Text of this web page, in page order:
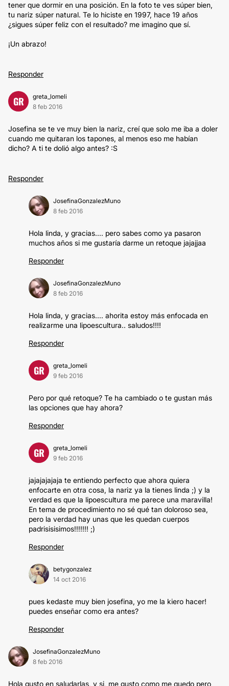
tener que dormir en una posición. En la foto te ves súper bien,
tu nariz súper natural. Te lo hiciste en 1997, hace 19 años
¿sigues súper feliz con el resultado? me imagino que sí.
¡Un abrazo!
Responder
GR
greta_lomeli
8 feb 2016
Josefina se te ve muy bien la nariz, creí que solo me iba a doler
cuando me quitaran los tapones, al menos eso me habían
dicho? A ti te dolió algo antes? :S
Responder
JosefinaGonzalezMuno
8 feb 2016
Hola linda, y gracias.... pero sabes como ya pasaron
muchos años si me gustaría darme un retoque jajajjaa
Responder
JosefinaGonzalezMuno
8 feb 2016
Hola linda, y gracias.... ahorita estoy más enfocada en
realizarme una lipoescultura.. saludos!!!!
Responder
GR
greta_lomeli
9 feb 2016
Pero por qué retoque? Te ha cambiado o te gustan más
las opciones que hay ahora?
Responder
GR
greta_lomeli
9 feb 2016
jajajajajaja te entiendo perfecto que ahora quiera
enfocarte en otra cosa, la nariz ya la tienes linda ;) y la
verdad es que la lipoescultura me parece una maravilla!
En tema de procedimiento no sé qué tan doloroso sea,
pero la verdad hay unas que les quedan cuerpos
padrisisisimos!!!!!!! ;)
Responder
betygonzalez
14 oct 2016
pues kedaste muy bien josefina, yo me la kiero hacer!
puedes enseñar como era antes?
Responder
JosefinaGonzalezMuno
8 feb 2016
Hola gusto en saludarlas, y si, me gusto como me quedo pero